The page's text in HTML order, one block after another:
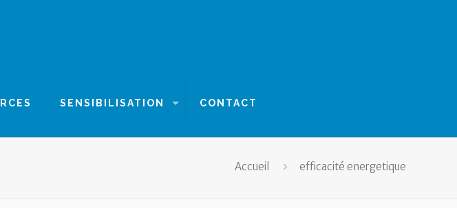
SENSIBILISATION CONTACT
Accueil efficacité energetique